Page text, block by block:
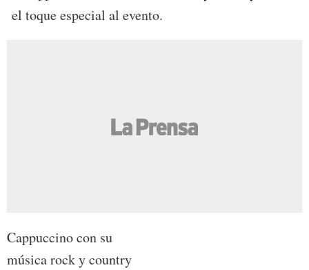
Cappuccino con su
música rock y country